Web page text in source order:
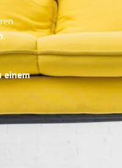
.
einem